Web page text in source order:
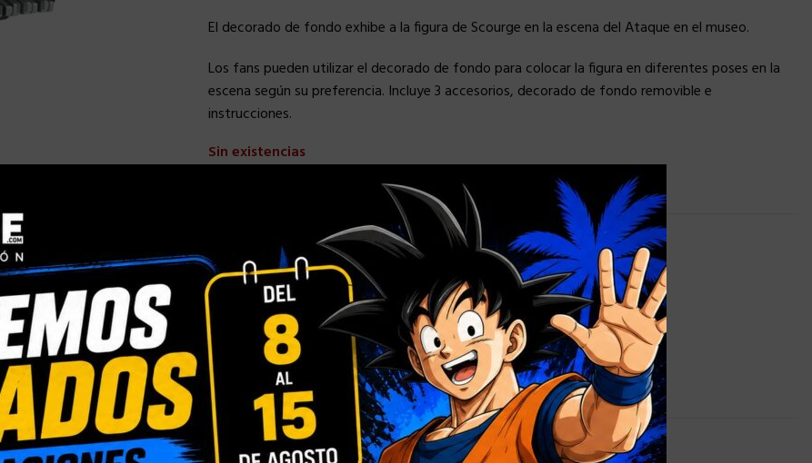
El decorado de fondo exhibe a la figura de Scourge en la escena del Ataque en el museo.
Los fans pueden utilizar el decorado de fondo para colocar la figura en diferentes poses en la
escena según su preferencia. Incluye 3 accesorios, decorado de fondo removible e
instrucciones.
Sin existencias
Añadir a la lista de deseos
EVANGELION
Compartir:
INFORMACIÓN ADICIONAL